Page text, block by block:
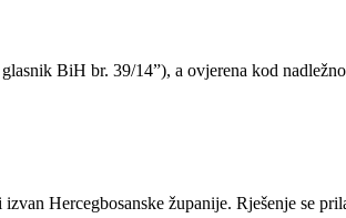
BiH br. 39/14”), a ovjerena kod
Hercegbosanske županije. Rješenje se